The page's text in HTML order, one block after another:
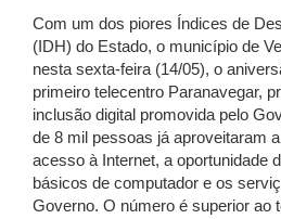
Com um dos piores Índices de
(IDH) do Estado, o município de
nesta sexta-feira (14/05), o
primeiro telecentro Paranavegar,
inclusão digital promovida pelo
de 8 mil pessoas já aproveitaram
acesso à Internet, a oportunidade
básicos de computador e os
Governo. O número é superior ao